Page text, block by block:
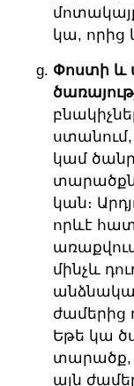
կա, որից
Փոստի և
կամ
կան։
որևէ
մինչև
ժամերից
Եթե կա
տարածք,
այն